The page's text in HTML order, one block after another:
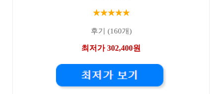
★★★★★
후기 (160개)
최저가 302,400원